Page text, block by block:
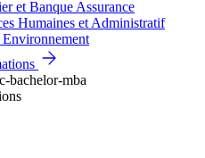
et Banque Assurance
Humaines et Administratif
Environnement